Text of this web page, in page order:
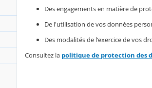
Des engagements en matière de
De l'utilisation de vos données
Des modalités de l'exercice de vos
Consultez la politique de protection des